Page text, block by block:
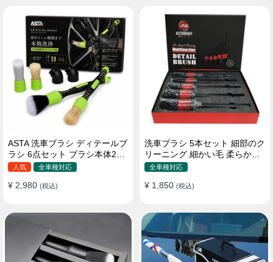
ASTA 洗車ブラシ ディテールブ
ラシ 6点セット ブラシ本体2本
替えヘッド2個 アダプター2個
ド
人気 全車種対応
¥ 2,980 (税込)
洗車ブラシ 5本セット 細部のク
リーニング 細かい毛 柔らかい
豚毛 ディテールブラシ
全車種対応
¥ 1,850 (税込)